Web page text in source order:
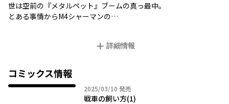
世は空前の『メタルペット』ブームの真っ最中。
とある事情からM4シャーマンの
ハートフル日常コメディ！
詳細情報
コミックス情報
2025/03/10 2025年03月10日
発売
戦車の飼い方(1)